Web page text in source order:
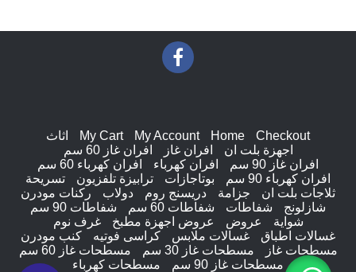
Checkout
Home
My Account
My Cart
اثاث
اجهزة بلت ان
افران غاز
افران غاز 60 سم
افران غاز 90 سم
افران كهرباء
افران كهرباء 60 سم
افران كهرباء 90 سم
بوتاجازات ترابيزة تلفزيون
تسريحة
ثلاجات بلت ان
جزامة دريسنج روم دولاب
ركنات مودرن
شازلونج
شفاطات شفاطات 60 سم
شفاطات 90 سم
شواية
عروض عروض اجهزة مطبخ
غرف نوم
غسالات اطباق
غسالات ملابس كراسى فوتيه
كنب مودرن
مسطحات غاز
مسطحات غاز 30 سم
مسطحات غاز 60 سم
مسطحات غاز 90 سم
مسطحات كهرباء